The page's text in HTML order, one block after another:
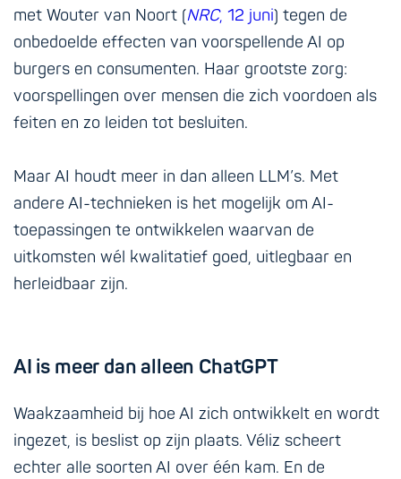
met Wouter van Noort (NRC, 12 juni) tegen de
onbedoelde effecten van voorspellende AI op
burgers en consumenten. Haar grootste zorg:
voorspellingen over mensen die zich voordoen als
feiten en zo leiden tot besluiten.
Maar AI houdt meer in dan alleen LLM’s. Met
andere AI-technieken is het mogelijk om AI-
toepassingen te ontwikkelen waarvan de
uitkomsten wél kwalitatief goed, uitlegbaar en
herleidbaar zijn.
AI is meer dan alleen ChatGPT
Waakzaamheid bij hoe AI zich ontwikkelt en wordt
ingezet, is beslist op zijn plaats. Véliz scheert
echter alle soorten AI over één kam. En de